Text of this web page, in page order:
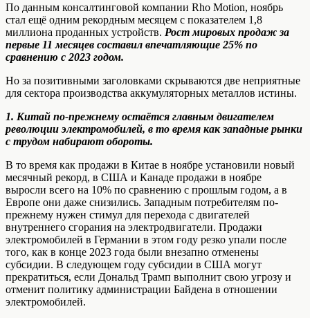
По данным консалтинговой компании Rho Motion, ноябрь
стал ещё одним рекордным месяцем с показателем 1,8
миллиона проданных устройств. Рост мировых продаж за
первые 11 месяцев составил впечатляющие 25% по
сравнению с 2023 годом.
Но за позитивными заголовками скрываются две неприятные
для сектора производства аккумуляторных металлов истины.
1. Китай по-прежнему остаётся главным двигателем
революции электромобилей, в то время как западные рынки
с трудом набирают обороты.
В то время как продажи в Китае в ноябре установили новый
месячный рекорд, в США и Канаде продажи в ноябре
выросли всего на 10% по сравнению с прошлым годом, а в
Европе они даже снизились. Западным потребителям по-
прежнему нужен стимул для перехода с двигателей
внутреннего сгорания на электродвигатели. Продажи
электромобилей в Германии в этом году резко упали после
того, как в конце 2023 года были внезапно отменены
субсидии. В следующем году субсидии в США могут
прекратиться, если Дональд Трамп выполнит свою угрозу и
отменит политику администрации Байдена в отношении
электромобилей.